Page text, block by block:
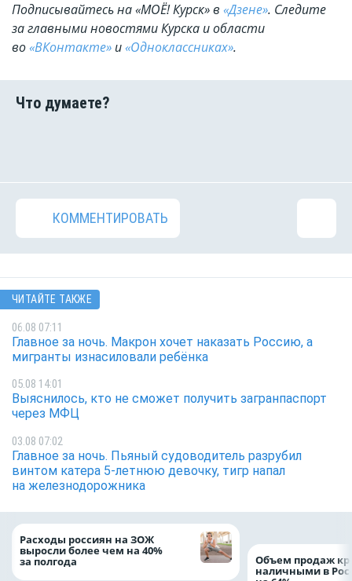
Подписывайтесь на «МОЁ! Курск» в «Дзене». Cледите
за главными новостями Курска и области
во«ВКонтакте» и«Одноклассниках».
КОММЕНТИРОВАТЬ
ЧИТАЙТЕ ТАКЖЕ
06.08 07:11
Главное за ночь. Макрон хочет наказать Россию, а
мигранты изнасиловали ребёнка
05.08 14:01
Выяснилось, кто не сможет получить загранпаспорт
через МФЦ
03.08 07:02
Главное за ночь. Пьяный судоводитель разрубил
винтом катера 5-летнюю девочку, тигр напал
на железнодорожника
Расходы россиян на ЗОЖ
выросли более чем на 40%
за полгода Объем продаж
наличными в